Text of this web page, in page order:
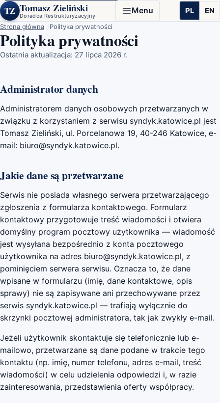
TZ Tomasz Zieliński
Doradca Restrukturyzacyjny
Menu PL EN
Strona główna Polityka prywatności
Polityka prywatności
Ostatnia aktualizacja: 27 lipca 2026 r.
Administrator danych
Administratorem danych osobowych przetwarzanych w
związku z korzystaniem z serwisu syndyk.katowice.pl jest
Tomasz Zieliński, ul. Porcelanowa 19, 40-246 Katowice, e-
mail: biuro@syndyk.katowice.pl.
Jakie dane są przetwarzane
Serwis nie posiada własnego serwera przetwarzającego
zgłoszenia z formularza kontaktowego. Formularz
kontaktowy przygotowuje treść wiadomości i otwiera
domyślny program pocztowy użytkownika — wiadomość
jest wysyłana bezpośrednio z konta pocztowego
użytkownika na adres biuro@syndyk.katowice.pl, z
pominięciem serwera serwisu. Oznacza to, że dane
wpisane w formularzu (imię, dane kontaktowe, opis
sprawy) nie są zapisywane ani przechowywane przez
serwis syndyk.katowice.pl — trafiają wyłącznie do
skrzynki pocztowej administratora, tak jak zwykły e-mail.
Jeżeli użytkownik skontaktuje się telefonicznie lub e-
mailowo, przetwarzane są dane podane w trakcie tego
kontaktu (np. imię, numer telefonu, adres e-mail, treść
wiadomości) w celu udzielenia odpowiedzi i, w razie
zainteresowania, przedstawienia oferty współpracy.